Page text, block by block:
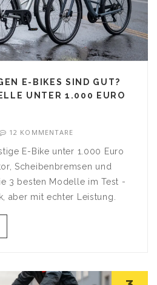
E-BIKES SIND GUT?
UNTER 1.000 EURO
12 KOMMENTARE
E-Bike unter 1.000 Euro
Scheibenbremsen und
3 besten Modelle im Test -
aber mit echter Leistung.